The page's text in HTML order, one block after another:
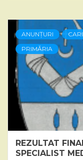
ANUNȚURI
PRIMĂRIA
REZULTAT
SPECIALIST